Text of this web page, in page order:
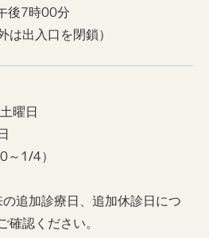
後7時00分
は出入口を閉鎖）
曜日
1/4）
追加診療日、追加休診日につ
確認ください。